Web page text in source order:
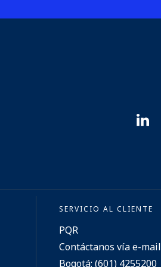
SERVICIO AL CLIENTE
PQR
Contáctanos vía e-mail
Bogotá: (601) 4255200